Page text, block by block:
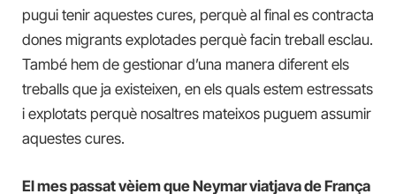
pugui tenir aquestes cures, perquè al final es contracta
dones migrants explotades perquè facin treball esclau.
També hem de gestionar d’una manera diferent els
treballs que ja existeixen, en els quals estem estressats
i explotats perquè nosaltres mateixos puguem assumir
aquestes cures.
El mes passat vèiem que Neymar viatjava de França